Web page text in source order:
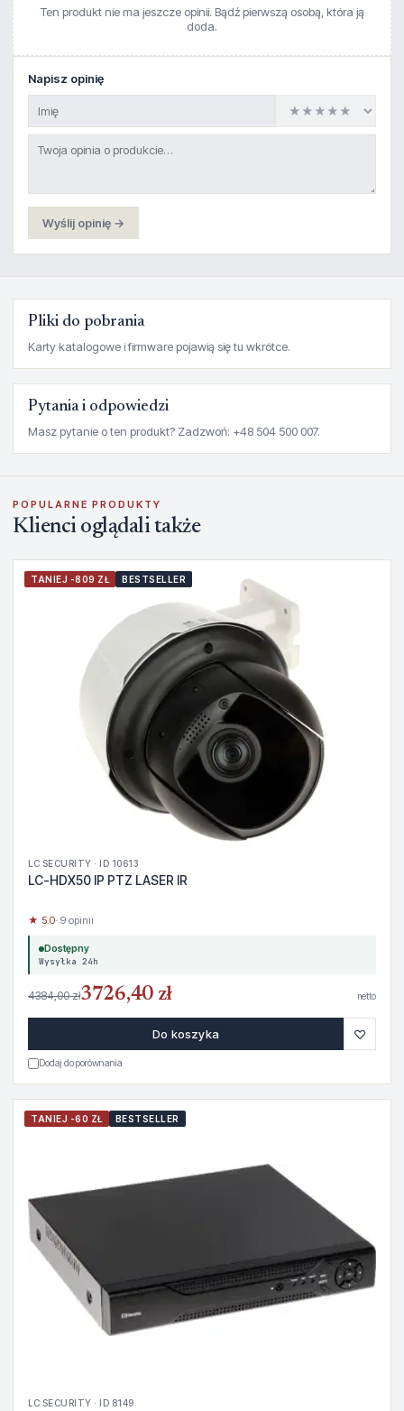
Ten produkt nie ma jeszcze opinii. Bądź pierwszą osobą, która ją
doda.
Napisz opinię
Wyślij opinię →
Pliki do pobrania
Karty katalogowe i firmware pojawią się tu wkrótce.
Pytania i odpowiedzi
Masz pytanie o ten produkt? Zadzwoń: +48 504 500 007.
POPULARNE PRODUKTY
Klienci oglądali także
TANIEJ -809 ZŁ BESTSELLER
LC SECURITY · ID 10613
LC-HDX50 IP PTZ LASER IR
★ 5.0· 9 opinii
Dostępny
Wysyłka 24h
4384,00 zł3726,40 zł netto
Do koszyka ♡
Dodaj do porównania
TANIEJ -60 ZŁ BESTSELLER
LC SECURITY · ID 8149